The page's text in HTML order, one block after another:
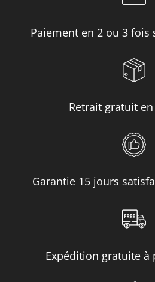
Paiement en 2 ou 3 fois
Retrait gratuit
Garantie 15 jours
Expédition gratuite à